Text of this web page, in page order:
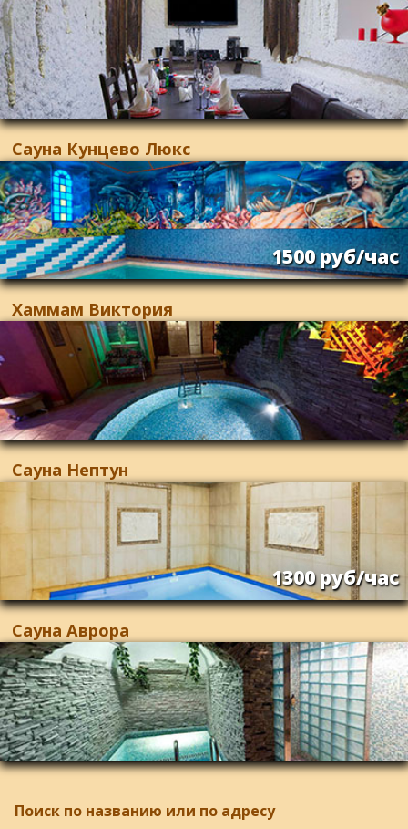
Сауна Кунцево Люкс
1500 руб/час
Хаммам Виктория
Сауна Нептун
1300 руб/час
Сауна Аврора
Поиск по названию или по адресу